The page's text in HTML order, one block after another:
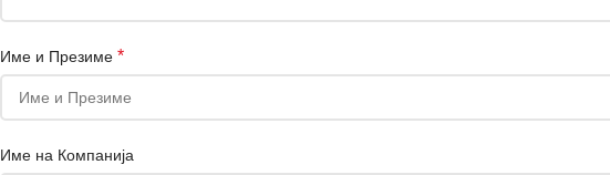
Име и Презиме *
Име на Компанија